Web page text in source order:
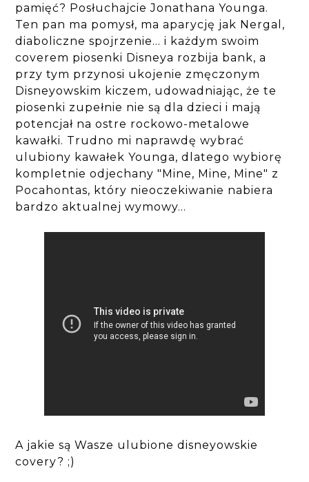
pamięć? Posłuchajcie Jonathana Younga.
Ten pan ma pomysł, ma aparycję jak Nergal,
diaboliczne spojrzenie... i każdym swoim
coverem piosenki Disneya rozbija bank, a
przy tym przynosi ukojenie zmęczonym
Disneyowskim kiczem, udowadniając, że te
piosenki zupełnie nie są dla dzieci i mają
potencjał na ostre rockowo-metalowe
kawałki. Trudno mi naprawdę wybrać
ulubiony kawałek Younga, dlatego wybiorę
kompletnie odjechany "Mine, Mine, Mine" z
Pocahontas, który nieoczekiwanie nabiera
bardzo aktualnej wymowy...
A jakie są Wasze ulubione disneyowskie
covery? ;)